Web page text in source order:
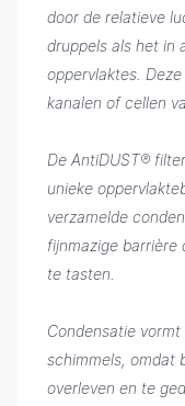
door de relatieve
druppels als het in
oppervlaktes.
kanalen of cellen
De AntiDUST®
unieke
verzamelde
fijnmazige barrière
te tasten.
Condensatie
schimmels, omdat
overleven en te